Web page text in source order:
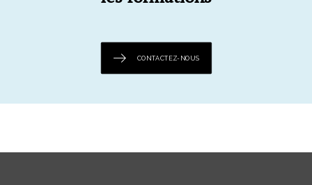
CONTACTEZ-NOUS